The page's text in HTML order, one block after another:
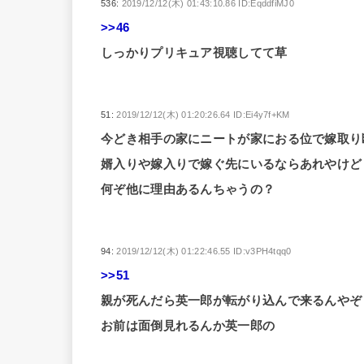
536: 2019/12/12(木) 01:43:10.86 ID:EqddfiMJ0
>>46
しっかりプリキュア視聴してて草
51:2019/12/12(木) 01:20:26.64 ID:Ei4y7f+KM
今どき相手の家にニートが家におる位で嫁取
婿入りや嫁入りで嫁ぐ先にいるならあれやけど
何ぞ他に理由あるんちゃうの？
94:2019/12/12(木) 01:22:46.55 ID:v3PH4tqq0
>>51
親が死んだら英一郎が転がり込んで来るんやぞ
お前は面倒見れるんか英一郎の